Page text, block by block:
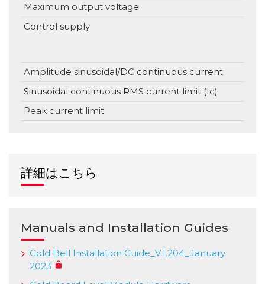
Maximum output voltage
Control supply
Amplitude sinusoidal/DC continuous current
Sinusoidal continuous RMS current limit (Ic)
Peak current limit
詳細はこちら
Manuals and Installation Guides
Gold Bell Installation Guide_V.1.204_January
2023